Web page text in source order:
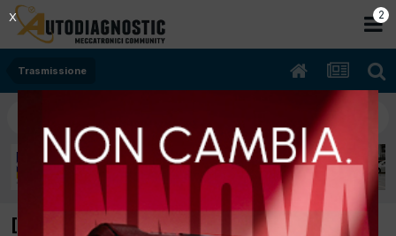
Trasmissione
[Ssangyong Action sport 09/2007 1998cc
2
X